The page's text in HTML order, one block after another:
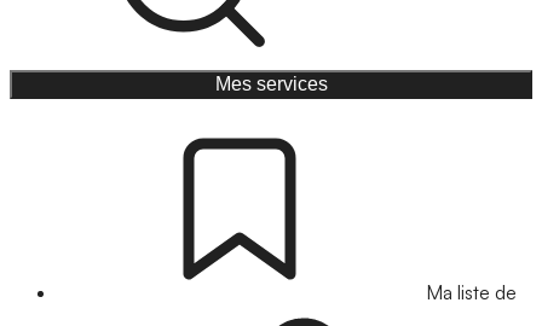
Mes services
Ma liste de